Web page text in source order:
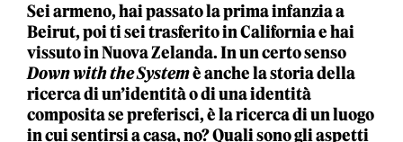
Sei armeno, hai passato la prima infanzia a
Beirut, poi ti sei trasferito in California e hai
vissuto in Nuova Zelanda. In un certo senso
Down with the Systemè anche la storia della
ricerca di un’identità o di una identità
composita se preferisci, è la ricerca di un luogo
in cui sentirsi a casa, no? Quali sono gli aspetti